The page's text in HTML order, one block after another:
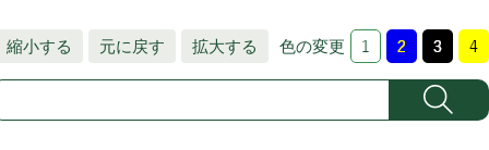
縮小する 元に戻す 拡大する 色の変更